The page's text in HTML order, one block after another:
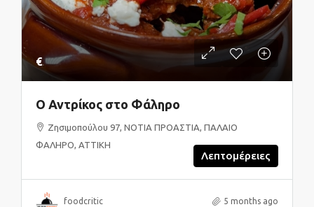
€
Ο Αντρίκος στο Φάληρο
Ζησιμοπούλου 97, ΝΟΤΙΑ ΠΡΟΑΣΤΙΑ, ΠΑΛΑΙΟ
ΦΑΛΗΡΟ, ΑΤΤΙΚΗ
Λεπτομέρειες
foodcritic 5 months ago